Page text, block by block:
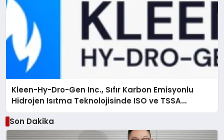
Kleen-Hy-Dro-Gen Inc., Sıfır Karbon Emisyonlu
Hidrojen Isıtma Teknolojisinde ISO ve TSSA
Düzenleyici Onaylarını Aldı
Son Dakika